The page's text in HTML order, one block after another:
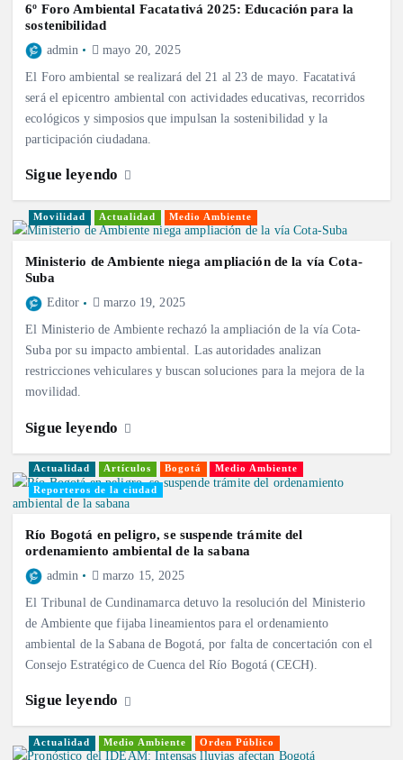
6º Foro Ambiental Facatativá 2025: Educación para la
sostenibilidad
admin mayo 20, 2025
El Foro ambiental se realizará del 21 al 23 de mayo. Facatativá
será el epicentro ambiental con actividades educativas, recorridos
ecológicos y simposios que impulsan la sostenibilidad y la
participación ciudadana.
Sigue leyendo
Movilidad Actualidad Medio Ambiente
Ministerio de Ambiente niega ampliación de la vía Cota-
Suba
Editor marzo 19, 2025
El Ministerio de Ambiente rechazó la ampliación de la vía Cota-
Suba por su impacto ambiental. Las autoridades analizan
restricciones vehiculares y buscan soluciones para la mejora de la
movilidad.
Sigue leyendo
Actualidad Artículos Bogotá Medio Ambiente
Reporteros de la ciudad
Río Bogotá en peligro, se suspende trámite del
ordenamiento ambiental de la sabana
admin marzo 15, 2025
El Tribunal de Cundinamarca detuvo la resolución del Ministerio
de Ambiente que fijaba lineamientos para el ordenamiento
ambiental de la Sabana de Bogotá, por falta de concertación con el
Consejo Estratégico de Cuenca del Río Bogotá (CECH).
Sigue leyendo
Actualidad Medio Ambiente Orden Público